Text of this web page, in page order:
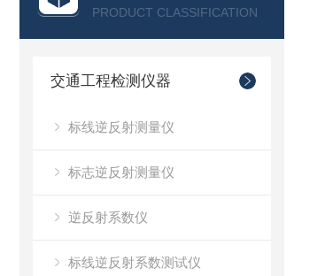
PRODUCT CLASSIFICATION
交通工程检测仪器
标线逆反射测量仪
标志逆反射测量仪
逆反射系数仪
标线逆反射系数测试仪